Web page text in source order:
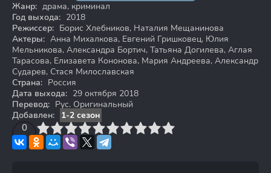
Жанр: драма, криминал
Год выхода: 2018
Режиссер: Борис Хлебников, Наталия Мещанинова
Актеры: Анна Михалкова, Евгений Гришковец, Юлия
Мельникова, Александра Бортич, Татьяна Догилева, Аглая
Тарасова, Елизавета Кононова, Мария Андреева, Александр
Сударев, Стася Милославская
Страна: Россия
Дата выхода: 29 октября 2018
Перевод: Рус. Оригинальный
Добавлен:
1-2 сезон
0
4 6 7 8 9 10